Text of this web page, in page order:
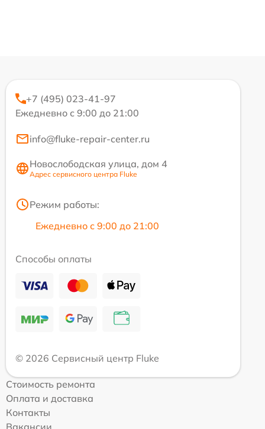
+7 (495) 023-41-97
Ежедневно с 9:00 до 21:00
info@fluke-repair-center.ru
Новослободская улица, дом 4
Адрес сервисного центра Fluke
Режим работы:
Ежедневно с 9:00 до 21:00
Способы оплаты
© 2026 Сервисный центр Fluke
Стоимость ремонта
Оплата и доставка
Контакты
Вакансии